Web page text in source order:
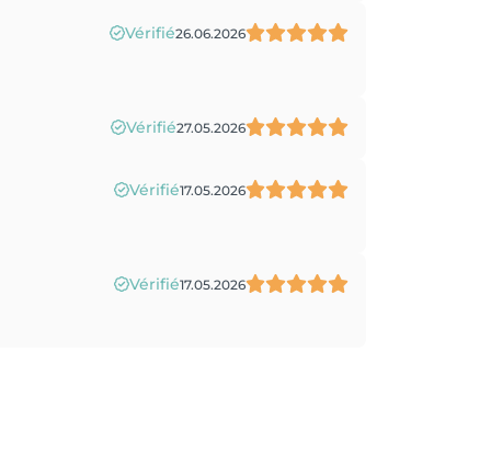
Vérifié26.06.2026
Vérifié27.05.2026
Vérifié17.05.2026
Vérifié17.05.2026